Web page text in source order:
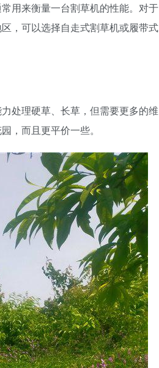
用来衡量一台割草机的性能。对于
，可以选择自走式割草机或履带式
处理硬草、长草，但需要更多的维
，而且更平价一些。